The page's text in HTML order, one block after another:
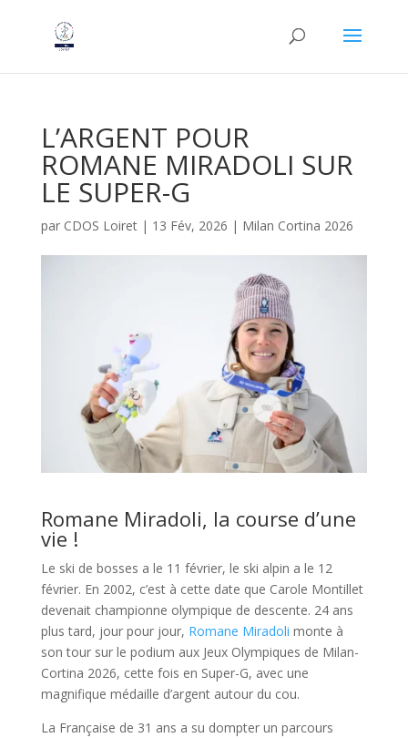
L’ARGENT POUR
ROMANE MIRADOLI SUR
LE SUPER-G
par CDOS Loiret| 13 Fév, 2026 | Milan Cortina 2026
Romane Miradoli, la course d’une
vie !
Le ski de bosses a le 11 février, le ski alpin a le 12
février. En 2002, c’est à cette date que Carole Montillet
devenait championne olympique de descente. 24 ans
plus tard, jour pour jour, Romane Miradoli monte à
son tour sur le podium aux Jeux Olympiques de Milan-
Cortina 2026, cette fois en Super-G, avec une
magnifique médaille d’argent autour du cou.
La Française de 31 ans a su dompter un parcours